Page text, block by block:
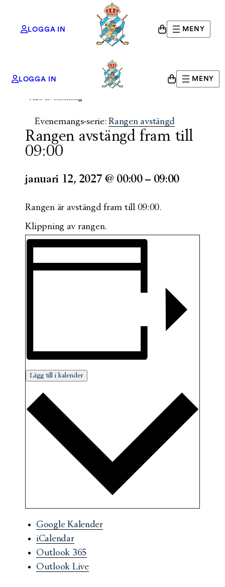
LOGGA IN MENY
LOGGA IN MENY
« Alla Evenemang
Evenemangs-serie:Rangen avstängd
Rangen avstängd fram till
09:00
januari 12, 2027 @ 00:00– 09:00
Rangen är avstängd fram till 09:00.
Klippning av rangen.
Lägg till i kalender
Google Kalender
iCalendar
Outlook 365
Outlook Live